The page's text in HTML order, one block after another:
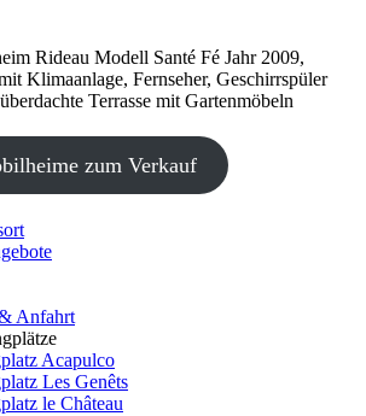
Rideau Modell Santé Fé Jahr 2009,
Klimaanlage, Fernseher, Geschirrspüler
Terrasse mit Gartenmöbeln
zum Verkauf
Anfahrt
Acapulco
Les Genêts
le Château